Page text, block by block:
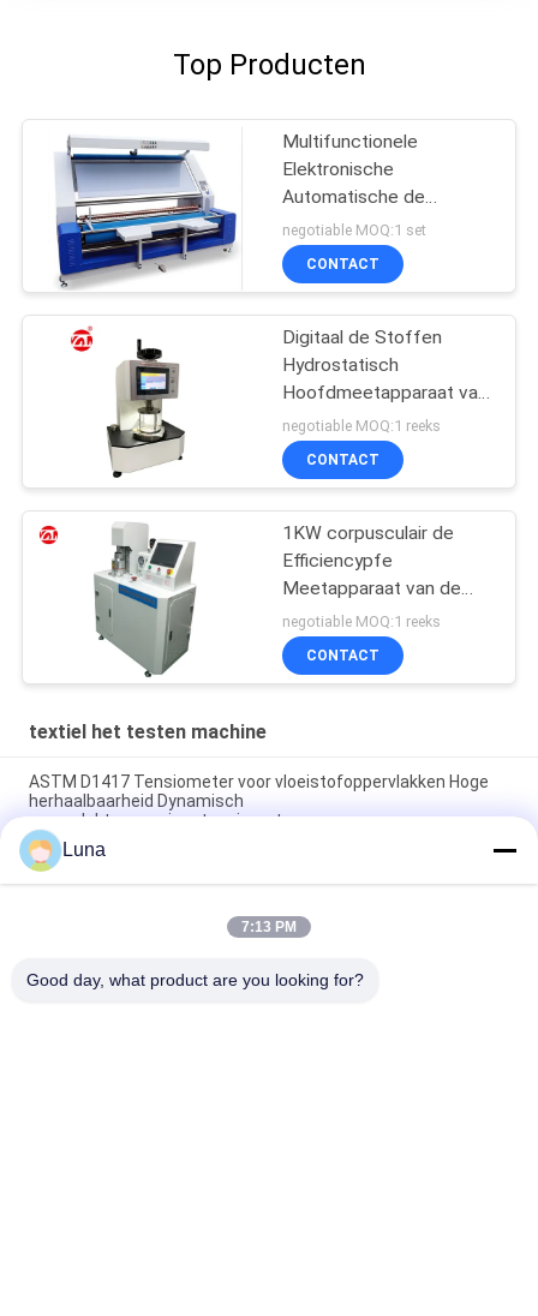
Top Producten
Multifunctionele
Elektronische
Automatische de
Inspectiemachine van de
Randstof
negotiable MOQ:1 set
CONTACT
Digitaal de Stoffen
Hydrostatisch
Hoofdmeetapparaat van
JIS L1092 met LCD
Touch screen
negotiable MOQ:1 reeks
CONTACT
1KW corpusculair de
Efficiencypfe
Meetapparaat van de
Kwestiefiltratie
negotiable MOQ:1 reeks
CONTACT
textiel het testen machine
ASTM D1417 Tensiometer voor vloeistofoppervlakken Hoge
herhaalbaarheid Dynamisch
oppervlaktespanningstensiometer
Automatische rollende machine voor niet-geweven stoffen.
Met kantbesturingssysteem. Stoffeninspectieapparatuur.
G278 Stoffen oscillerende slijtage tester en leer Wyzenbeek
Luna
7:13 PM
Good day, what product are you looking for?